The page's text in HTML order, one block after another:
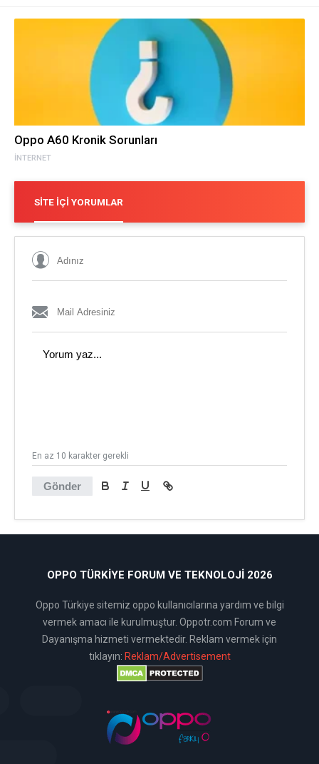
İNTERNET
Oppo A60 Kronik Sorunları
SITE İÇI YORUMLAR
Gönder
En az 10 karakter gerekli
OPPO TÜRKIYE FORUM VE TEKNOLOJI 2026
Oppo Türkiye sitemiz oppo kullanıcılarına yardım ve bilgi
vermek amacı ile kurulmuştur. Oppotr.com Forum ve
Dayanışma hizmeti vermektedir. Reklam vermek için
tıklayın: Reklam/Advertisement